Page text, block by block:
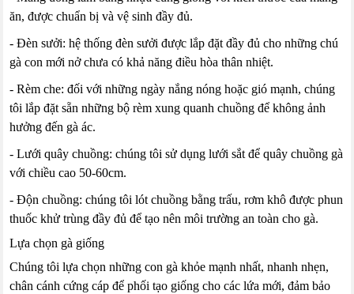
ăn, được chuẩn bị và vệ sinh đầy đủ.
- Đèn sưởi: hệ thống đèn sưởi được lắp đặt đầy đủ cho những chú
gà con mới nở chưa có khả năng điều hòa thân nhiệt.
- Rèm che: đối với những ngày nắng nóng hoặc gió mạnh, chúng
tôi lắp đặt sẵn những bộ rèm xung quanh chuồng để không ảnh
hưởng đến gà ác.
- Lưới quây chuồng: chúng tôi sử dụng lưới sắt để quây chuồng gà
với chiều cao 50-60cm.
- Độn chuồng: chúng tôi lót chuồng bằng trấu, rơm khô được phun
thuốc khử trùng đầy đủ để tạo nên môi trường an toàn cho gà.
Lựa chọn gà giống
Chúng tôi lựa chọn những con gà khỏe mạnh nhất, nhanh nhẹn,
chân cánh cứng cáp để phối tạo giống cho các lứa mới, đảm bảo